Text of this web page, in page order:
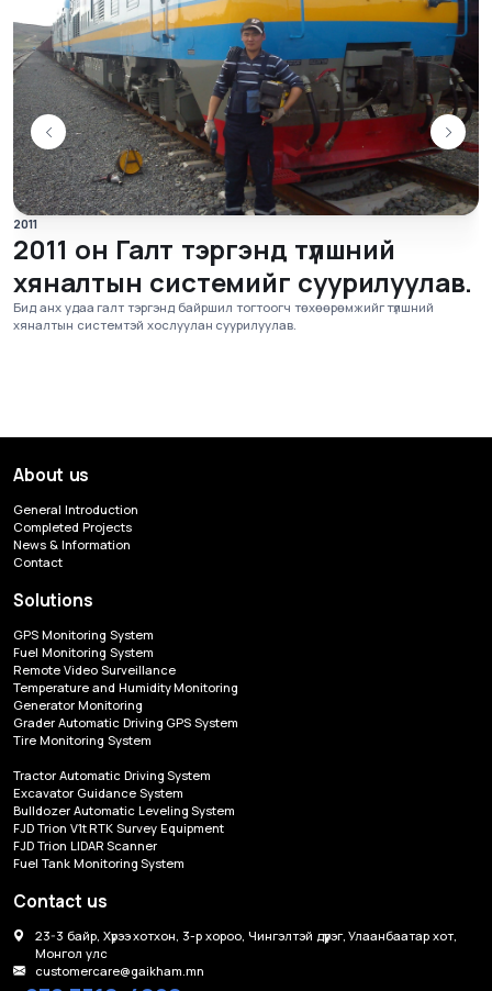
түлшний
суурилуулав.
төхөөрөмжийг түлшний
2013 он Дугуйн
системийг
Тээврийн хэрэгслийн дугуйн
мэдрэгчийн тусламжтай операторын
боломжтой шийдлийг нийлүүлж эхлэв.
About us
General Introduction
Completed Projects
News & Information
Contact
Solutions
GPS Monitoring System
Fuel Monitoring System
Remote Video Surveillance
Temperature and Humidity Monitoring
Generator Monitoring
Grader Automatic Driving GPS System
Tire Monitoring System
Tractor Automatic Driving System
Excavator Guidance System
Bulldozer Automatic Leveling System
FJD Trion V1t RTK Survey Equipment
FJD Trion LIDAR Scanner
Fuel Tank Monitoring System
Contact us
23-3 байр, Хүрээ хотхон, 3-р хороо, Чингэлтэй дүүрэг, Улаанбаатар хот,
Монгол улс
customercare@gaikham.mn